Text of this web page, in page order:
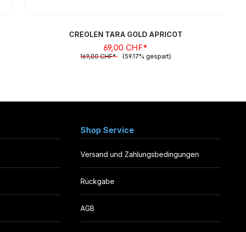
CREOLEN TARA GOLD APRICOT
69,00 CHF*
169,00 CHF* (59.17% gespart)
Shop Service
Versand und Zahlungsbedingungen
Rückgabe
AGB